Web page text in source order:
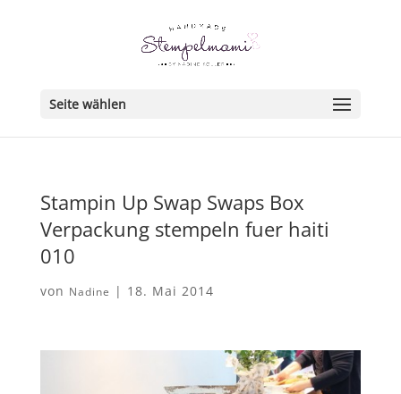
Seite wählen
Stampin Up Swap Swaps Box
Verpackung stempeln fuer haiti
010
von Nadine | 18. Mai 2014